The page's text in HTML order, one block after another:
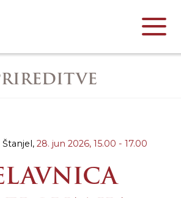
Štanjel, 28. jun 2026, 15.00 - 17.00